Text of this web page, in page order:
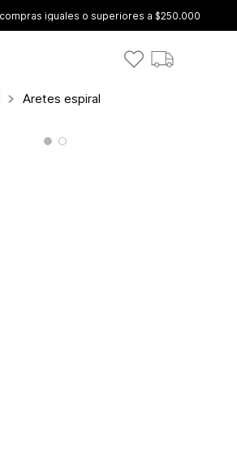
compras iguales o superiores a $250.000
Aretes espiral